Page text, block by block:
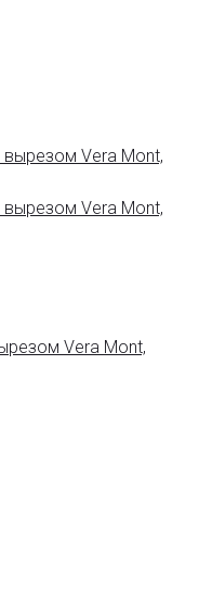
Vera Mont,